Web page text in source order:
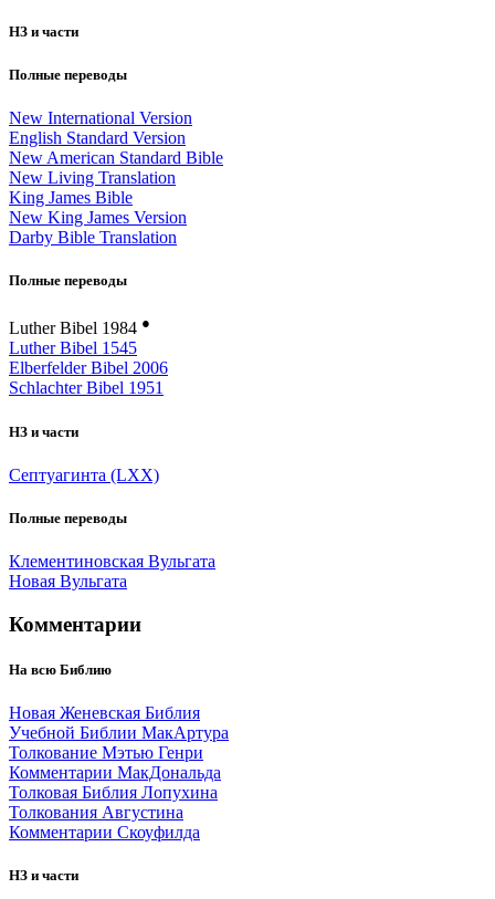
НЗ и части
Полные переводы
New International Version
English Standard Version
New American Standard Bible
New Living Translation
King James Bible
New King James Version
Darby Bible Translation
Полные переводы
Luther Bibel 1984 ●
Luther Bibel 1545
Elberfelder Bibel 2006
Schlachter Bibel 1951
НЗ и части
Септуагинта (LXX)
Полные переводы
Клементиновская Вульгата
Новая Вульгата
Комментарии
На всю Библию
Новая Женевская Библия
Учебной Библии МакАртура
Толкование Мэтью Генри
Комментарии МакДональда
Толковая Библия Лопухина
Толкования Августина
Комментарии Скоуфилда
НЗ и части